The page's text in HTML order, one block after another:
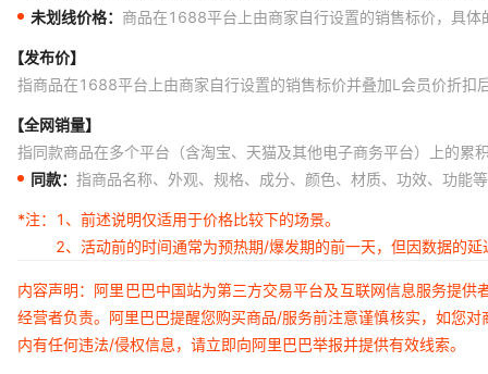
未划线价格： 商品在1688平台上由商家自行设置的销售标价，具
【发布价】
指商品在1688平台上由商家自行设置的销售标价并叠加L会员价折扣
【全网销量】
指同款商品在多个平台（含淘宝、天猫及其他电子商务平台）上的累
同款： 指商品名称、外观、规格、成分、颜色、材质、功效、功能
*注：
1、前述说明仅适用于价格比较下的场景。
2、活动前的时间通常为预热期/爆发期的前一天，但因数据的
内容声明：阿里巴巴中国站为第三方交易平台及互联网信息服务提
经营者负责。阿里巴巴提醒您购买商品/服务前注意谨慎核实，如您
内有任何违法/侵权信息，请立即向阿里巴巴举报并提供有效线索。